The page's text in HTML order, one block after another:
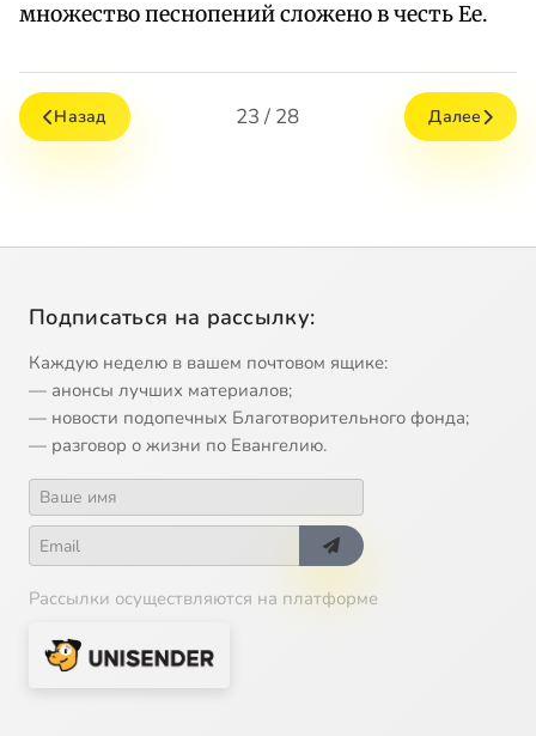
множество песнопений сложено в честь Ее.
Назад 23 / 28 Далее
Подписаться на рассылку:
Каждую неделю в вашем почтовом ящике:
— анонсы лучших материалов;
— новости подопечных Благотворительного фонда;
— разговор о жизни по Евангелию.
Рассылки осуществляются на платформе